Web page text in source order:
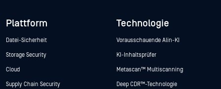
Plattform
Datei-Sicherheit
Storage Security
Cloud
Supply Chain Security
Technologie
Vorausschauende Alin-KI
KI-Inhaltsprüfer
Metascan™ Multiscanning
Deep CDR™-Technologie